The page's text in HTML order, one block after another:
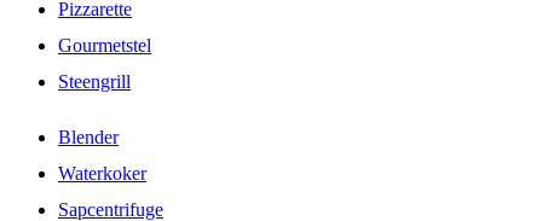
Pizzarette
Gourmetstel
Steengrill
Blender
Waterkoker
Sapcentrifuge